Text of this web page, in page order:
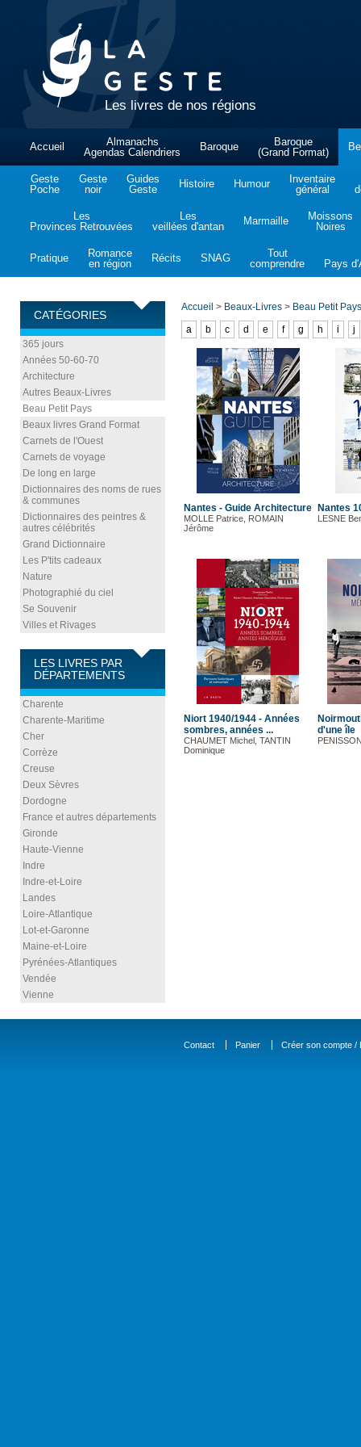
Les livres de nos régions
Accueil
Almanachs
Agendas Calendriers
Baroque
Baroque
(Grand Format)
Geste
Poche
Geste
noir
Guides
Geste
Histoire Humour
Inventaire
général
Les
Provinces Retrouvées
Les
veillées d'antan
Marmaille
Moissons
Noires
Pratique
Romance
en région
Récits SNAG
Tout
comprendre
Pays
CATÉGORIES
365 jours
Années 50-60-70
Architecture
Autres Beaux-Livres
Beau Petit Pays
Beaux livres Grand Format
Carnets de l'Ouest
Carnets de voyage
De long en large
Dictionnaires des noms de rues
& communes
Dictionnaires des peintres &
autres célébrités
Grand Dictionnaire
Les P'tits cadeaux
Nature
Photographié du ciel
Se Souvenir
Villes et Rivages
LES LIVRES PAR
DÉPARTEMENTS
Charente
Charente-Maritime
Cher
Corrèze
Creuse
Deux Sèvres
Dordogne
France et autres départements
Gironde
Haute-Vienne
Indre
Indre-et-Loire
Landes
Loire-Atlantique
Lot-et-Garonne
Maine-et-Loire
Pyrénées-Atlantiques
Vendée
Vienne
Accueil > Beaux-Livres > Beau Petit Pays
a
b c d e f g h i j
Nantes - Guide Architecture
MOLLE Patrice, ROMAIN
Jérôme
Nantes
LESNE
Niort 1940/1944 - Années
sombres, années ...
CHAUMET Michel, TANTIN
Dominique
d'une île
Contact Panier Créer son compte /